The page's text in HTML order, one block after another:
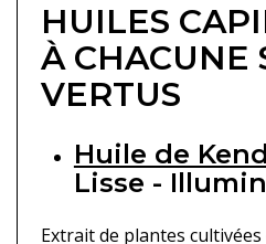
HUILES
À CHACUNE
VERTUS
Huile de
Lisse -
Extrait de plantes